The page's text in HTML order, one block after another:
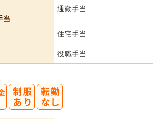
当
通勤手当
住宅手当
役職手当